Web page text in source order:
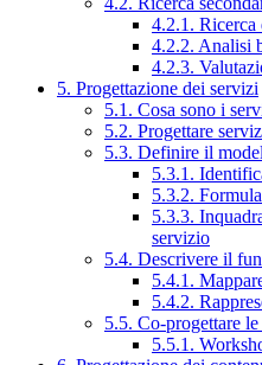
4.2.1. Ricerca
4.2.2. Analisi
4.2.3.
5. Progettazione dei servizi
5.1. Cosa sono i
5.2. Progettare
5.3. Definire il
5.3.1.
5.3.2.
5.3.3.
servizio
5.4. Descrivere il
5.4.1.
5.4.2.
5.5. Co-progettare
5.5.1.